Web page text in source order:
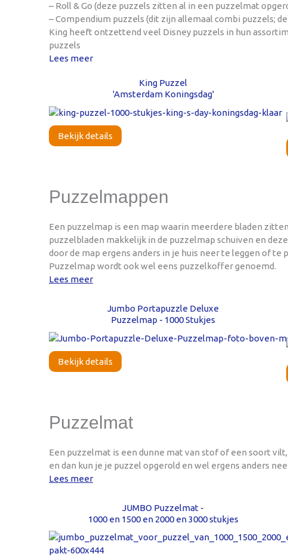
– Roll & Go (deze puzzels zitten al in een puzzelmat
– Compendium puzzels (dit zijn allemaal combi puzzels;
King heeft ontzettend veel Disney puzzels in hun
puzzels
Lees meer
King Puzzel
'Amsterdam Koningsdag'
Bekijk details
Puzzelmappen
Een puzzelmap is een map waarin meerdere bladen
puzzelbladen makkelijk in de puzzelmap schuiven en
door de map ergens anders in je huis neer te leggen of
Puzzelmap wordt ook wel eens puzzelkoffer genoemd.
Lees meer
Jumbo Portapuzzle Deluxe
Puzzelmap - 1000 Stukjes
Bekijk details
Puzzelmat
Een puzzelmat is een dunne mat van stof of een soort
en dan kun je je puzzel opgerold en wel ergens anders
Lees meer
JUMBO Puzzelmat -
1000 en 1500 en 2000 en 3000 stukjes